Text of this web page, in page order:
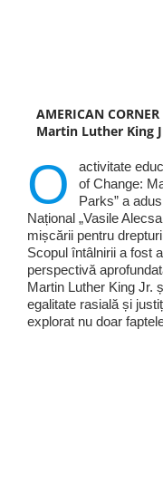
AMERICAN
Martin Luther King
O
activitate
of Change:
Parks” a
Național „Vasile
mișcării pentru
Scopul întâlnirii a fost
perspectivă
Martin Luther King Jr.
egalitate rasială și
explorat nu doar